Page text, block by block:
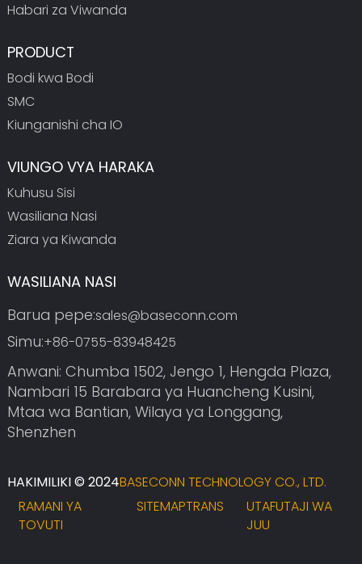
Habari za Viwanda
PRODUCT
Bodi kwa Bodi
SMC
Kiunganishi cha IO
VIUNGO VYA HARAKA
Kuhusu Sisi
Wasiliana Nasi
Ziara ya Kiwanda
WASILIANA NASI
Barua pepe:sales@baseconn.com
Simu:+86-0755-83948425
Anwani: Chumba 1502, Jengo 1, Hengda Plaza,
Nambari 15 Barabara ya Huancheng Kusini,
Mtaa wa Bantian, Wilaya ya Longgang,
Shenzhen
HAKIMILIKI © 2024BASECONN TECHNOLOGY CO., LTD.
RAMANI YA
TOVUTI
SITEMAPTRANS
UTAFUTAJI WA
JUU